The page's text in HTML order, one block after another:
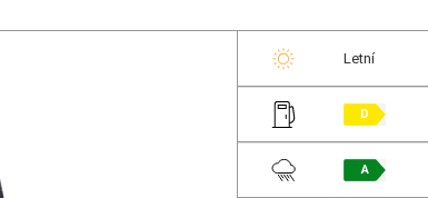
Letní
D
A